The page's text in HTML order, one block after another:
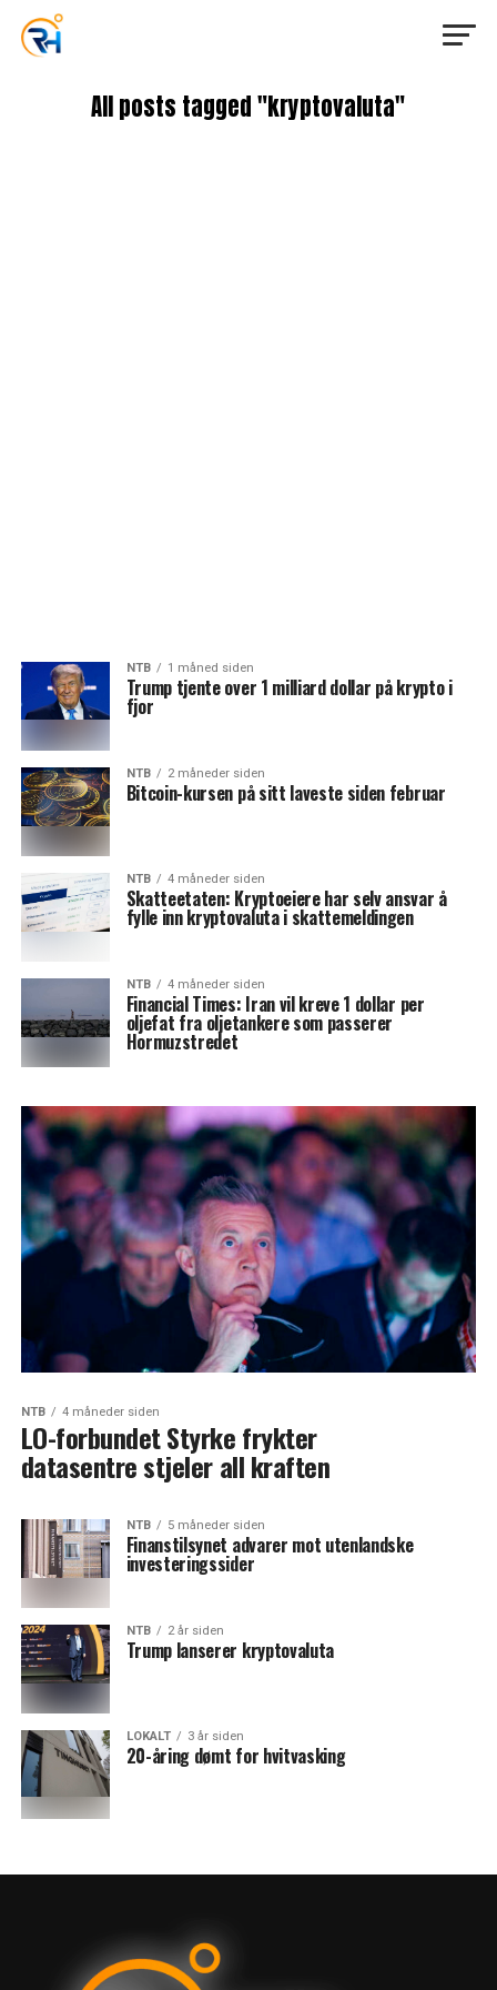
All posts tagged "kryptovaluta"
NTB 1 måned siden
Trump tjente over 1 milliard dollar på krypto i
fjor
NTB 2 måneder siden
Bitcoin-kursen på sitt laveste siden februar
NTB 4 måneder siden
Skatteetaten: Kryptoeiere har selv ansvar å
fylle inn kryptovaluta i skattemeldingen
NTB 4 måneder siden
Financial Times: Iran vil kreve 1 dollar per
oljefat fra oljetankere som passerer
Hormuzstredet
NTB 4 måneder siden
LO-forbundet Styrke frykter
datasentre stjeler all kraften
NTB 5 måneder siden
Finanstilsynet advarer mot utenlandske
investeringssider
NTB 2 år siden
Trump lanserer kryptovaluta
LOKALT 3 år siden
20-åring dømt for hvitvasking